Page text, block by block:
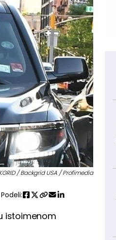
/ Backgrid USA / Profimedia
Podeli:
istoimenom